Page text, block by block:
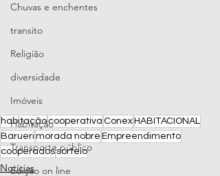
Chuvas e enchentes
transito
Religião
diversidade
Imóveis
Habitação
Transporte público
Edição on line
habitação cooperativa ConexHABITACIONAL
Barueri morada nobre Empreendimento
cooperados sorteio
Notícias